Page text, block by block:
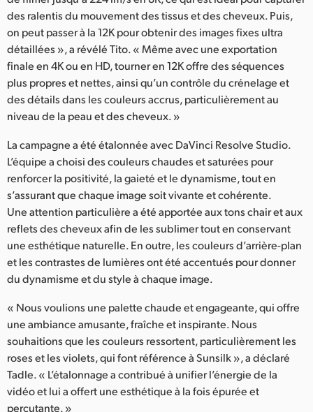
des ralentis du mouvement des tissus et des cheveux. Puis,
on peut passer à la 12K pour obtenir des images fixes ultra
détaillées », a révélé Tito. « Même avec une exportation
finale en 4K ou en HD, tourner en 12K offre des séquences
plus propres et nettes, ainsi qu’un contrôle du crénelage et
des détails dans les couleurs accrus, particulièrement au
niveau de la peau et des cheveux. »
La campagne a été étalonnée avec DaVinci Resolve Studio.
L’équipe a choisi des couleurs chaudes et saturées pour
renforcer la positivité, la gaieté et le dynamisme, tout en
s’assurant que chaque image soit vivante et cohérente.
Une attention particulière a été apportée aux tons chair et aux
reflets des cheveux afin de les sublimer tout en conservant
une esthétique naturelle. En outre, les couleurs d’arrière-plan
et les contrastes de lumières ont été accentués pour donner
du dynamisme et du style à chaque image.
« Nous voulions une palette chaude et engageante, qui offre
une ambiance amusante, fraîche et inspirante. Nous
souhaitions que les couleurs ressortent, particulièrement les
roses et les violets, qui font référence à Sunsilk », a déclaré
Tadle. « L’étalonnage a contribué à unifier l’énergie de la
vidéo et lui a offert une esthétique à la fois épurée et
percutante. »